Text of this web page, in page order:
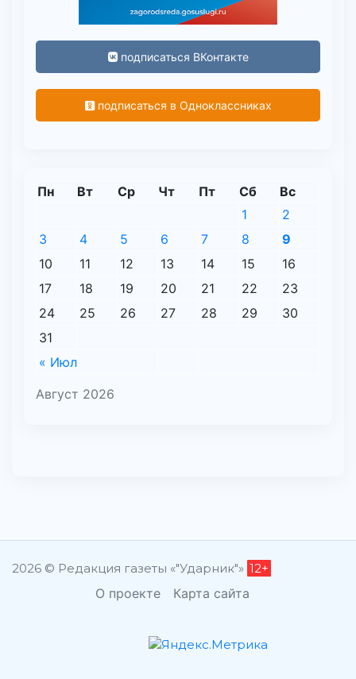
подписаться ВКонтакте
подписаться в Одноклассниках
Август 2026
Пн Вт Ср Чт Пт Сб Вс
« Июл
1
2
3
4 5 6 7 8
9
10
11 12 13 14 15
16
17
18 19 20 21 22
23
24
25 26 27 28 29
30
31
2026 © Редакция газеты «"Ударник"» 12+
О проекте Карта сайта